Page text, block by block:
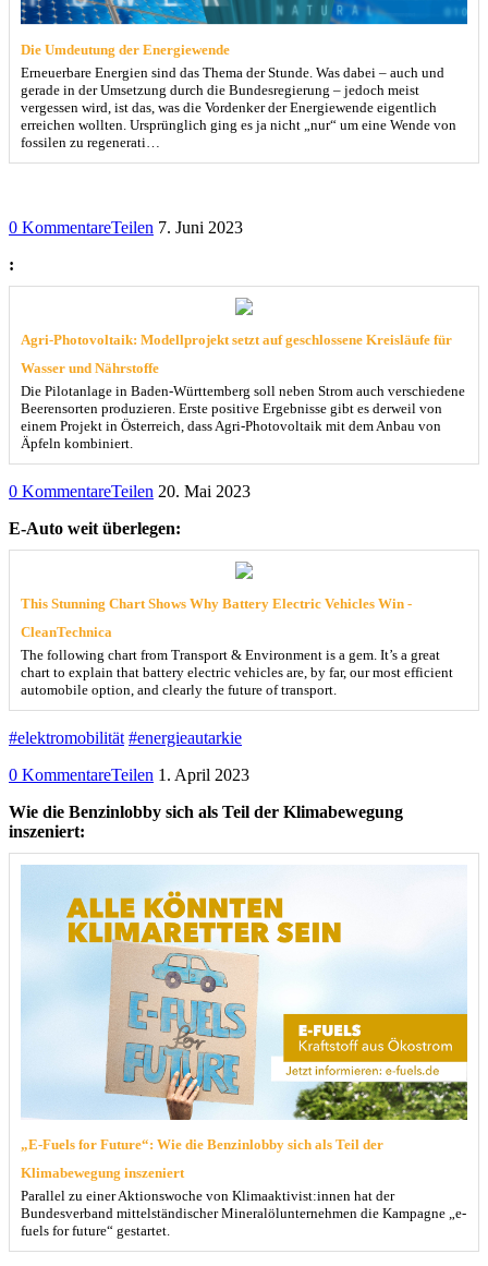
Die Umdeutung der Energiewende
Erneuerbare Energien sind das Thema der Stunde. Was dabei – auch und
gerade in der Umsetzung durch die Bundesregierung – jedoch meist
vergessen wird, ist das, was die Vordenker der Energiewende eigentlich
erreichen wollten. Ursprünglich ging es ja nicht „nur“ um eine Wende von
fossilen zu regenerati…
0 KommentareTeilen 7. Juni 2023
:
Agri-Photovoltaik: Modellprojekt setzt auf geschlossene Kreisläufe für
Wasser und Nährstoffe
Die Pilotanlage in Baden-Württemberg soll neben Strom auch verschiedene
Beerensorten produzieren. Erste positive Ergebnisse gibt es derweil von
einem Projekt in Österreich, dass Agri-Photovoltaik mit dem Anbau von
Äpfeln kombiniert.
0 KommentareTeilen 20. Mai 2023
E-Auto weit überlegen:
This Stunning Chart Shows Why Battery Electric Vehicles Win -
CleanTechnica
The following chart from Transport & Environment is a gem. It’s a great
chart to explain that battery electric vehicles are, by far, our most efficient
automobile option, and clearly the future of transport.
#elektromobilität #energieautarkie
0 KommentareTeilen 1. April 2023
Wie die Benzinlobby sich als Teil der Klimabewegung
inszeniert:
„E-Fuels for Future“: Wie die Benzinlobby sich als Teil der
Klimabewegung inszeniert
Parallel zu einer Aktionswoche von Klimaaktivist:innen hat der
Bundesverband mittelständischer Mineralölunternehmen die Kampagne „e-
fuels for future“ gestartet.